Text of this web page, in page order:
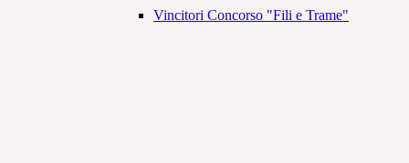
Vincitori Concorso "Fili e Trame"